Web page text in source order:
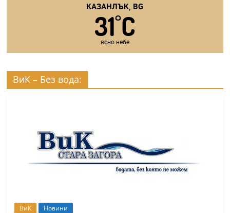
КАЗАНЛЪК, BG
31°C
ясно небе
ВиК – Без вода:
ВиК Новини